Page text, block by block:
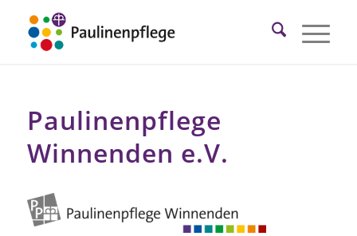
Paulinenpflege
Winnenden e.V.